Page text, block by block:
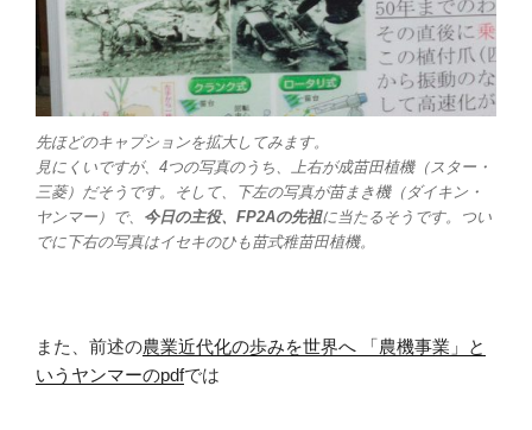
先ほどのキャプションを拡大してみます。
見にくいですが、4つの写真のうち、上右が成苗田植機（スター・
三菱）だそうです。そして、下左の写真が苗まき機（ダイキン・
ヤンマー）で、 今日の主役、FP2Aの先祖に当たるそうです。つい
でに下右の写真はイセキのひも苗式稚苗田植機。
また、前述の農業近代化の歩みを世界へ 「農機事業」と
いうヤンマーのpdfでは